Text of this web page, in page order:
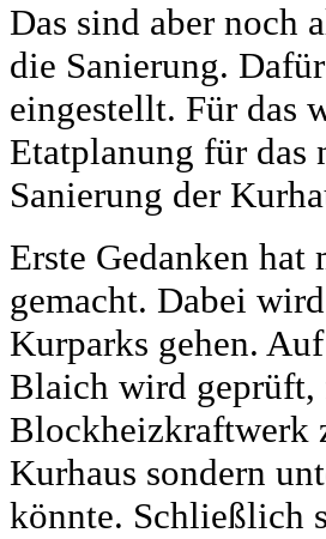
Das sind aber noch
die Sanierung.
eingestellt. Für das
Etatplanung für das
Sanierung der
Erste Gedanken hat
gemacht. Dabei
Kurparks gehen.
Blaich wird geprüft,
Blockheizkraftwerk
Kurhaus sondern
könnte. Schließlich